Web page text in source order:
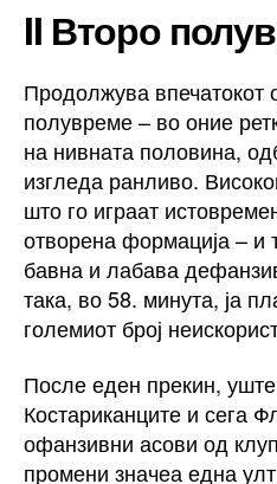
II Второ
Продолжува впечатокот
полувреме – во оние
на нивната половина,
изгледа ранливо.
што го играат
отворена формација – и
бавна и лабава
така, во 58. минута, ја
големиот број
После еден прекин,
Костариканците и сега
офанзивни асови од
промени значеа една